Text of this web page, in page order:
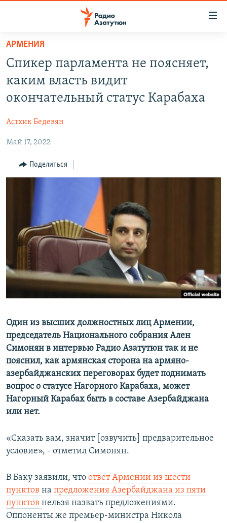
Перейти
основному
содержанию
основной
Перейти
поиску
НОВОСТИ
ЭКОНОМИКА
РЕГИОН
НАГОРНЫЙ КАРАБАХ
СПОРТ
АРХИВ
Հայերեն
English
Русский
АРМЕНИЯ
Спикер парламента не поясняет,
каким власть видит
окончательный статус Карабаха
Астхик Бедевян
Май 17, 2022
Поделиться
Один из высших должностных лиц Армении,
председатель Национального собрания Ален
Симонян в интервью Радио Азатутюн так и не
пояснил, как армянская сторона на армяно-
азербайджанских переговорах будет поднимать
вопрос о статусе Нагорного Карабаха, может
Нагорный Карабах быть в составе Азербайджана
или нет.
«Сказать вам, значит [озвучить] предварительное
условие», - отметил Симонян.
В Баку заявили, что ответ Армении из шести
пунктов на предложения Азербайджана из пяти
пунктов нельзя назвать предложениями.
Оппоненты же премьер-министра Никола